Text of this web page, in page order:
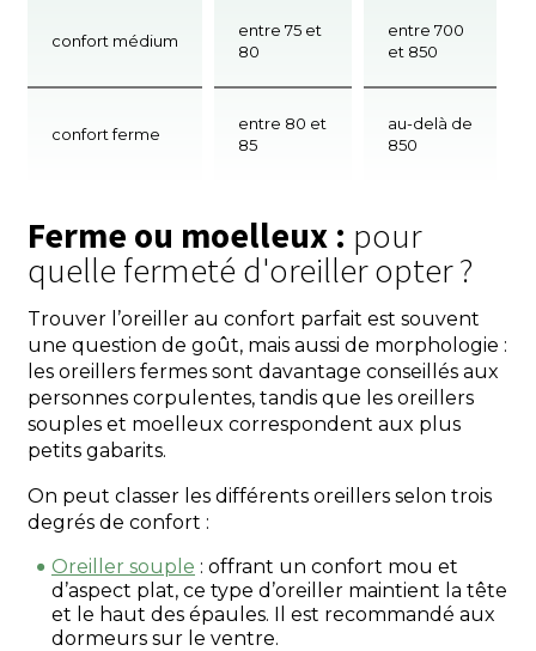
confort médium
entre 75 et
80
entre 700
et 850
confort ferme
entre 80 et
85
au-delà de
850
Ferme ou moelleux : pour
quelle fermeté d'oreiller opter ?
Trouver l’oreiller au confort parfait est souvent
une question de goût, mais aussi de morphologie :
les oreillers fermes sont davantage conseillés aux
personnes corpulentes, tandis que les oreillers
souples et moelleux correspondent aux plus
petits gabarits.
On peut classer les différents oreillers selon trois
degrés de confort :
Oreiller souple : offrant un confort mou et
d’aspect plat, ce type d’oreiller maintient la tête
et le haut des épaules. Il est recommandé aux
dormeurs sur le ventre.